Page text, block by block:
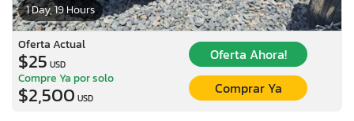
1 Day, 19 Hours
Oferta Actual
$25 USD
Oferta Ahora!
Compre Ya por solo
$2,500 USD
Comprar Ya